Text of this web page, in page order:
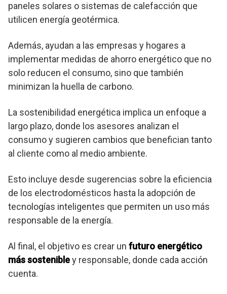
paneles solares o sistemas de calefacción que
utilicen energía geotérmica.
Además, ayudan a las empresas y hogares a
implementar medidas de ahorro energético que no
solo reducen el consumo, sino que también
minimizan la huella de carbono.
La sostenibilidad energética implica un enfoque a
largo plazo, donde los asesores analizan el
consumo y sugieren cambios que benefician tanto
al cliente como al medio ambiente.
Esto incluye desde sugerencias sobre la eficiencia
de los electrodomésticos hasta la adopción de
tecnologías inteligentes que permiten un uso más
responsable de la energía.
Al final, el objetivo es crear un futuro energético
más sostenibley responsable, donde cada acción
cuenta.